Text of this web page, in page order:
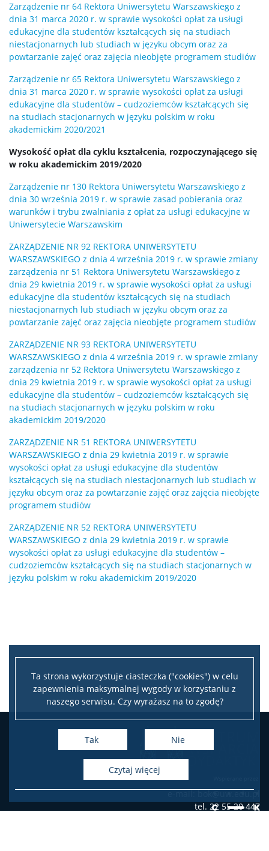
Ta strona wykorzystuje ciasteczka ("cookies") w celu
zapewnienia maksymalnej wygody w korzystaniu z
naszego serwisu. Czy wyrażasz na to zgodę?
Tak Nie
czytaj więcej
Zarządzenie nr 64 Rektora Uniwersytetu Warszawskiego z
dnia 31 marca 2020 r. w sprawie wysokości opłat za usługi
edukacyjne dla studentów kształcących się na studiach
niestacjonarnych lub studiach w języku obcym oraz za
powtarzanie zajęć oraz zajęcia nieobjęte programem studiów
Zarządzenie nr 65 Rektora Uniwersytetu Warszawskiego z
dnia 31 marca 2020 r. w sprawie wysokości opłat za usługi
edukacyjne dla studentów – cudzoziemców kształcących się
na studiach stacjonarnych w języku polskim w roku
akademickim 2020/2021
Wysokość opłat dla cyklu kształcenia, rozpoczynającego się
w roku akademickim 2019/2020
Zarządzenie nr 130 Rektora Uniwersytetu Warszawskiego z
dnia 30 września 2019 r. w sprawie zasad pobierania oraz
warunków i trybu zwalniania z opłat za usługi edukacyjne w
Uniwersytecie Warszawskim
ZARZĄDZENIE NR 92 REKTORA UNIWERSYTETU
WARSZAWSKIEGO z dnia 4 września 2019 r. w sprawie zmiany
zarządzenia nr 51 Rektora Uniwersytetu Warszawskiego z
dnia 29 kwietnia 2019 r. w sprawie wysokości opłat za usługi
edukacyjne dla studentów kształcących się na studiach
niestacjonarnych lub studiach w języku obcym oraz za
powtarzanie zajęć oraz zajęcia nieobjęte programem studiów
ZARZĄDZENIE NR 93 REKTORA UNIWERSYTETU
WARSZAWSKIEGO z dnia 4 września 2019 r. w sprawie zmiany
zarządzenia nr 52 Rektora Uniwersytetu Warszawskiego z
dnia 29 kwietnia 2019 r. w sprawie wysokości opłat za usługi
edukacyjne dla studentów – cudzoziemców kształcących się
na studiach stacjonarnych w języku polskim w roku
akademickim 2019/2020
ZARZĄDZENIE NR 51 REKTORA UNIWERSYTETU
WARSZAWSKIEGO z dnia 29 kwietnia 2019 r. w sprawie
wysokości opłat za usługi edukacyjne dla studentów
kształcących się na studiach niestacjonarnych lub studiach w
języku obcym oraz za powtarzanie zajęć oraz zajęcia nieobjęte
programem studiów
ZARZĄDZENIE NR 52 REKTORA UNIWERSYTETU
WARSZAWSKIEGO z dnia 29 kwietnia 2019 r. w sprawie
wysokości opłat za usługi edukacyjne dla studentów –
cudzoziemców kształcących się na studiach stacjonarnych w
języku polskim w roku akademickim 2019/2020
Leaflet|©OpenStreetMapcontributors
e-mail: bok@uw.edu.pl
tel. 22 55 20 447